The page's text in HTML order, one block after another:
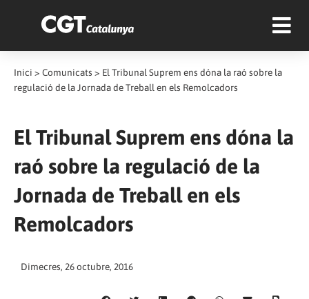
Inici > Comunicats > El Tribunal Suprem ens dóna la raó sobre la
regulació de la Jornada de Treball en els Remolcadors
El Tribunal Suprem ens dóna la
raó sobre la regulació de la
Jornada de Treball en els
Remolcadors
Dimecres, 26 octubre, 2016